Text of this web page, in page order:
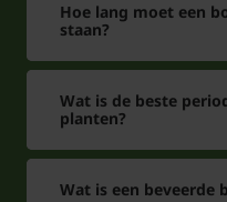
Hoe lang moet een
staan?
Wat is de beste
planten?
Wat is een beveerde